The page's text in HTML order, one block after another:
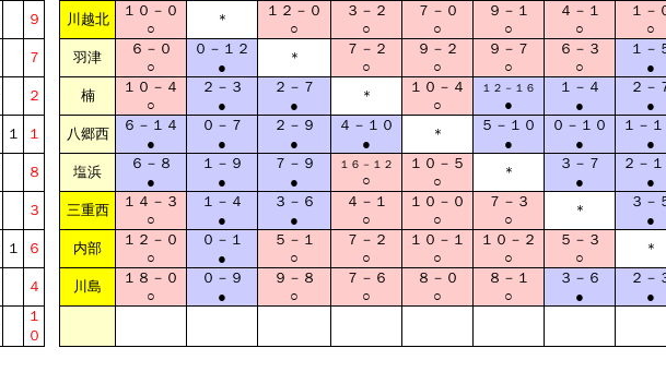
９ 川越北
１０－０
○
＊
１２－０
○
３－２
○
７－０
○
９－１
○
４－１
○
１－
○
７ 羽津
６－０
○
０－１２
●
＊
７－２
○
９－２
○
９－７
○
６－３
○
１－
●
２ 楠
１０－４
○
２－３
●
２－７
●
＊
１０－４
○
１２－１６
●
１－４
●
２－
●
１ １ 八郷西
６－１４
●
０－７
●
２－９
●
４－１０
●
＊
５－１０
●
０－１０
●
１－
●
８ 塩浜
６－８
●
１－９
●
７－９
●
１６－１２
○
１０－５
○
＊
３－７
●
２－
●
３ 三重西
１４－３
○
１－４
●
３－６
●
４－１
○
１０－０
○
７－３
○
＊
３－
●
１ ６ 内部
１２－０
○
０－１
●
５－１
○
７－２
○
１０－１
○
１０－２
○
５－３
○
＊
４ 川島
１８－０
○
０－９
●
９－８
○
７－６
○
８－０
○
８－１
○
３－６
●
２－
●
１
０